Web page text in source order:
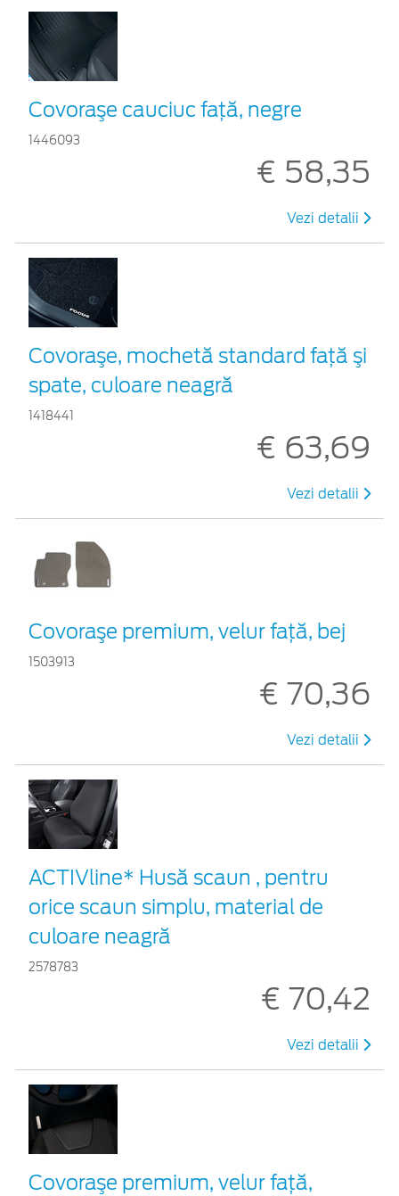
Covoraşe cauciuc faţă, negre
1446093
€ 58,35
Vezi detalii
Covoraşe, mochetă standard faţă şi
spate, culoare neagră
1418441
€ 63,69
Vezi detalii
Covoraşe premium, velur faţă, bej
1503913
€ 70,36
Vezi detalii
ACTIVline* Husă scaun , pentru
orice scaun simplu, material de
culoare neagră
2578783
€ 70,42
Vezi detalii
Covoraşe premium, velur faţă,